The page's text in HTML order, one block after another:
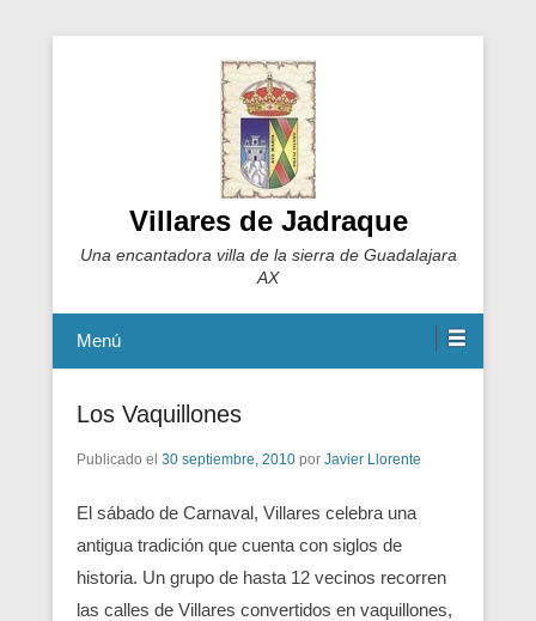
Villares de Jadraque
Una encantadora villa de la sierra de Guadalajara
AX
Menú
Los Vaquillones
Publicado el 30 septiembre, 2010 por Javier Llorente
El sábado de Carnaval, Villares celebra una
antigua tradición que cuenta con siglos de
historia. Un grupo de hasta 12 vecinos recorren
las calles de Villares convertidos en vaquillones,